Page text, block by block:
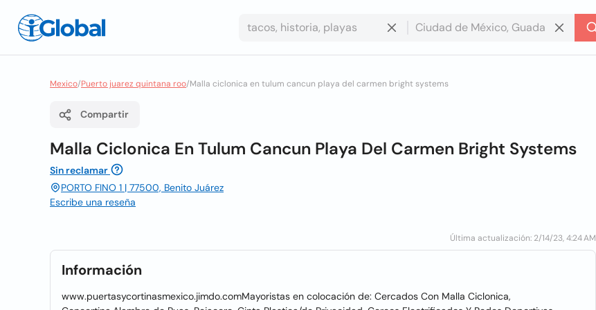
Mexico/Puerto juarez quintana roo/Malla ciclonica en tulum cancun playa del carmen bright systems
Compartir
Malla Ciclonica En Tulum Cancun Playa Del Carmen Bright Systems
Sin reclamar
PORTO FINO 1 | 77500, Benito Juárez
Escribe una reseña
Última actualización: 2/14/23, 4:24 AM
Información
www.puertasycortinasmexico.jimdo.comMayoristas en colocación de: Cercados Con Malla Ciclonica,